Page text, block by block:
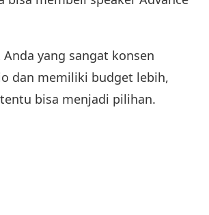
yang sangat konsen
dan memiliki budget lebih,
bisa menjadi pilihan.